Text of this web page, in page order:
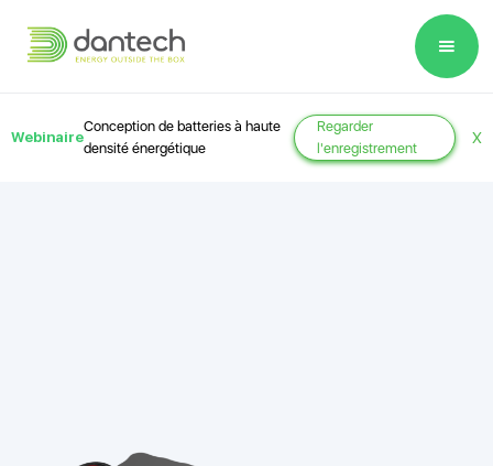
note:
includes
Webinaire
Conception de batteries à haute
densité énergétique
Regarder
l'enregistrement
X